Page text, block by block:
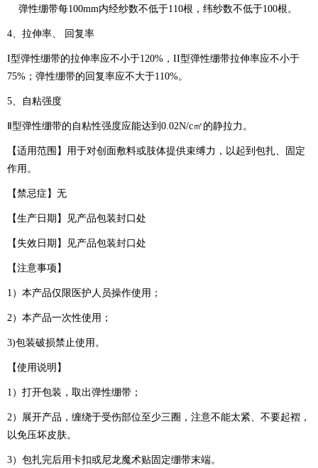
弹性绷带每100mm内经纱数不低于110根，纬纱数不低于100根。
4、拉伸率、 回复率
I型弹性绷带的拉伸率应不小于120%，II型弹性绷带拉伸率应不小于
75%；弹性绷带的回复率应不大于110%。
5、自粘强度
Ⅱ型弹性绷带的自粘性强度应能达到0.02N/c㎡的静拉力。
【适用范围】用于对创面敷料或肢体提供束缚力，以起到包扎、固定
作用。
【禁忌症】无
【生产日期】见产品包装封口处
【失效日期】见产品包装封口处
【注意事项】
1）本产品仅限医护人员操作使用；
2）本产品一次性使用；
3)包装破损禁止使用。
【使用说明】
1）打开包装，取出弹性绷带；
2）展开产品，缠绕于受伤部位至少三圈，注意不能太紧、不要起褶，
以免压坏皮肤。
3）包扎完后用卡扣或尼龙魔术贴固定绷带末端。